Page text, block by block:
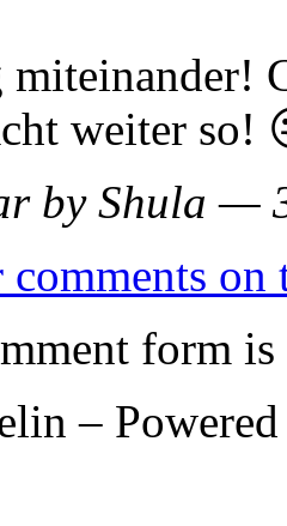
miteinander!
weiter so!
by Shula —
comments on
form
–